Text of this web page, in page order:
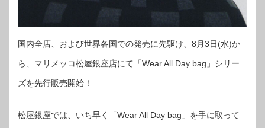
国内全店、および世界各国での発売に先駆け、8月3日(水)か
ら、マリメッコ松屋銀座店にて「Wear All Day bag」シリー
ズを先行販売開始！
松屋銀座では、いち早く「Wear All Day bag」を手に取って